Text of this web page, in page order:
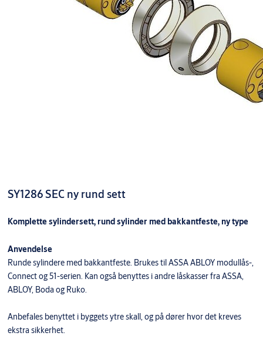
SY1286 SEC ny rund sett
Komplette sylindersett, rund sylinder med bakkantfeste, ny type
Anvendelse
Runde sylindere med bakkantfeste. Brukes til ASSA ABLOY modullås-,
Connect og 51-serien. Kan også benyttes i andre låskasser fra ASSA,
ABLOY, Boda og Ruko.
Anbefales benyttet i byggets ytre skall, og på dører hvor det kreves
ekstra sikkerhet.